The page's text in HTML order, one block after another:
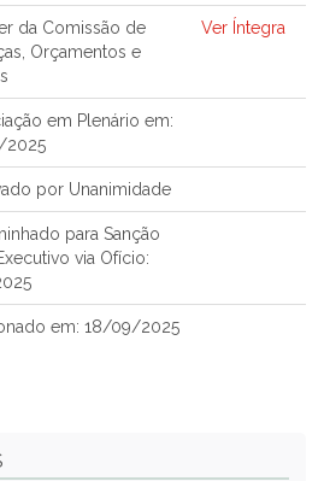
da Comissão de
Orçamentos e
Ver Íntegra
em Plenário em:
2025
por Unanimidade
para Sanção
via Ofício:
em: 18/09/2025